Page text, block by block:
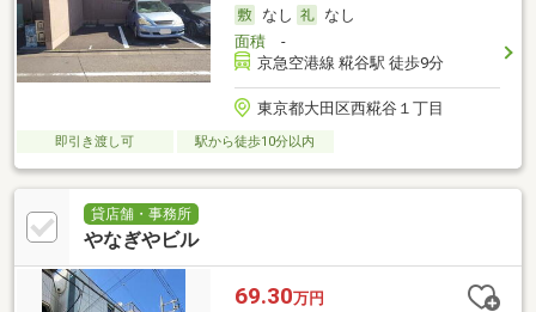
なし
なし
面積-
京急空港線 糀谷駅 徒歩9分
東京都大田区西糀谷１丁目
即引き渡し可 駅から徒歩10分以内
貸店舗・事務所
やなぎやビル
69.30万円